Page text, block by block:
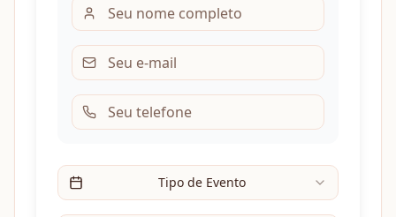
Tipo de Evento